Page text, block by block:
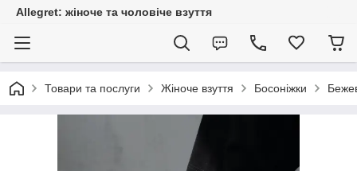
Allegret: жіноче та чоловіче взуття
Товари та послуги Жіноче взуття Босоніжки